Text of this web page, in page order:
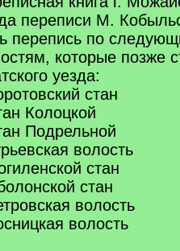
переписи М.
перепись по
которые позже
уезда:
стан
Колоцкой
Подрельной
волость
стан
стан
волость
волость